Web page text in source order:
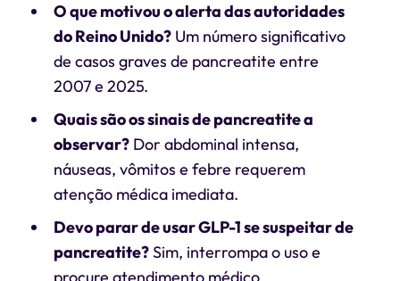
O que motivou o alerta das autoridades
do Reino Unido?Um número significativo
de casos graves de pancreatite entre
2007 e 2025.
Quais são os sinais de pancreatite a
observar?Dor abdominal intensa,
náuseas, vômitos e febre requerem
atenção médica imediata.
Devo parar de usar GLP-1 se suspeitar de
pancreatite?Sim, interrompa o uso e